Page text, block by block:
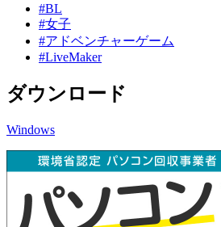
#BL
#女子
#アドベンチャーゲーム
#LiveMaker
ダウンロード
Windows